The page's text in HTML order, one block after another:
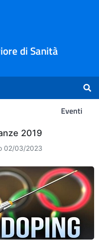
di Sanità
Eventi
2019
02/03/2023